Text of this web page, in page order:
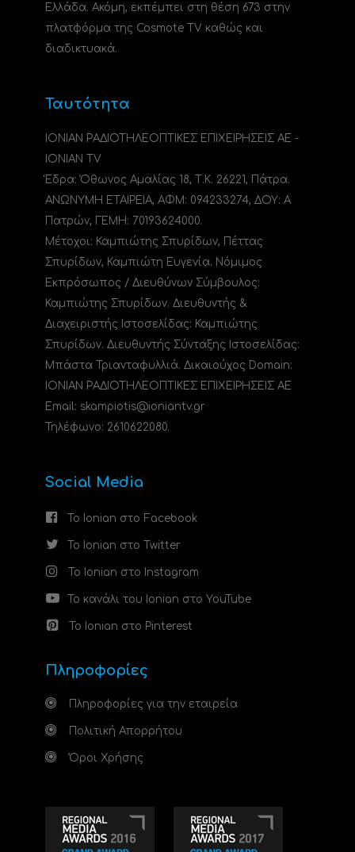
Ελλάδα. Ακόμη, εκπέμπει στη θέση 673 στην
πλατφόρμα της Cosmote TV καθώς και
διαδικτυακά.
Ταυτότητα
ΙΟΝΙΑΝ ΡΑΔΙΟΤΗΛΕΟΠΤΙΚΕΣ ΕΠΙΧΕΙΡΗΣΕΙΣ ΑΕ -
IONIAN TV
Έδρα: Όθωνος Αμαλίας 18, Τ.Κ. 26221, Πάτρα.
ΑΝΩΝΥΜΗ ΕΤΑΙΡΕΙΑ, ΑΦΜ: 094233274, ΔΟΥ: A
Πατρών, ΓΕΜΗ: 70193624000.
Μέτοχοι: Καμπιώτης Σπυρίδων, Πέττας
Σπυρίδων, Καμπιώτη Ευγενία. Νόμιμος
Εκπρόσωπος / Διευθύνων Σύμβουλος:
Καμπιώτης Σπυρίδων. Διευθυντής &
Διαχειριστής Ιστοσελίδας: Καμπιώτης
Σπυρίδων. Διευθυντής Σύνταξης Ιστοσελίδας:
Μπάστα Τριανταφυλλιά. Δικαιούχος Domain:
ΙΟΝΙΑΝ ΡΑΔΙΟΤΗΛΕΟΠΤΙΚΕΣ ΕΠΙΧΕΙΡΗΣΕΙΣ ΑΕ
Email: skampiotis@ioniantv.gr
Τηλέφωνο: 2610622080.
Social Media
Το Ionian στο Facebook
Το Ionian στο Twitter
Το Ionian στο Instagram
Το κανάλι του Ionian στο YouTube
Το Ionian στο Pinterest
Πληροφορίες
Πληροφορίες για την εταιρεία
Πολιτική Απορρήτου
Όροι Χρήσης